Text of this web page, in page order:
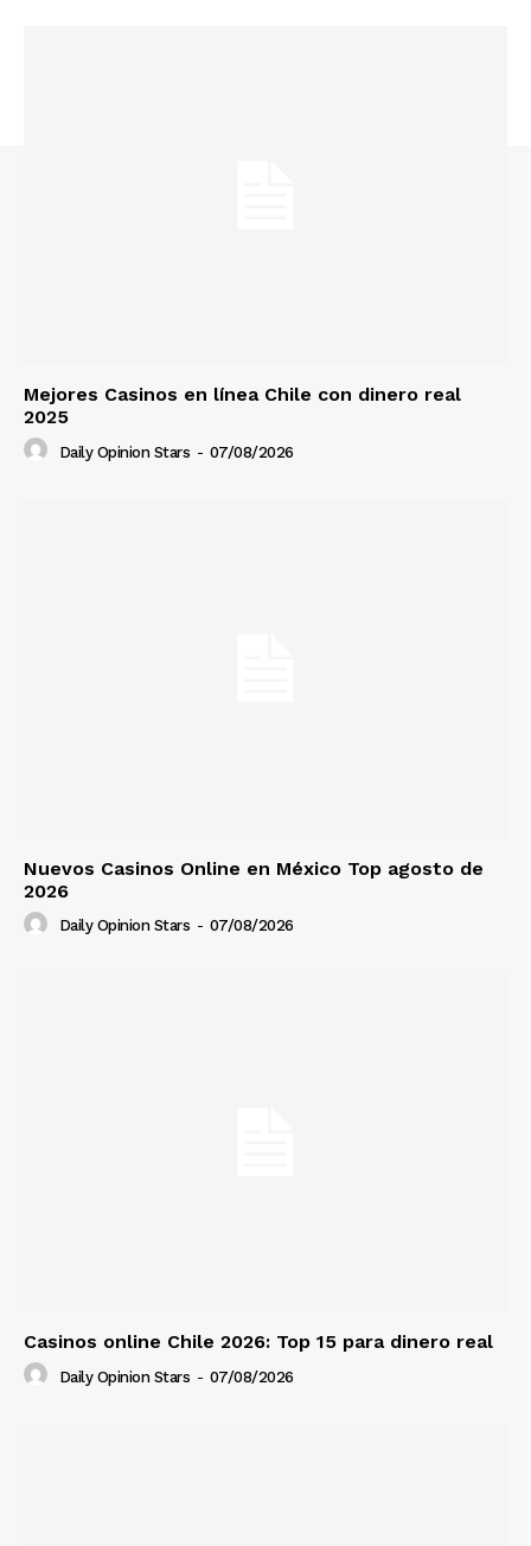
Mejores Casinos en línea Chile con dinero real
2025
Daily Opinion Stars - 07/08/2026
Nuevos Casinos Online en México Top agosto de
2026
Daily Opinion Stars - 07/08/2026
Casinos online Chile 2026: Top 15 para dinero real
Daily Opinion Stars - 07/08/2026